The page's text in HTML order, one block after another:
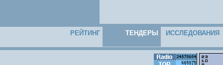
РЕЙТИНГ ТЕНДЕРЫ ИССЛЕДОВАНИЯ